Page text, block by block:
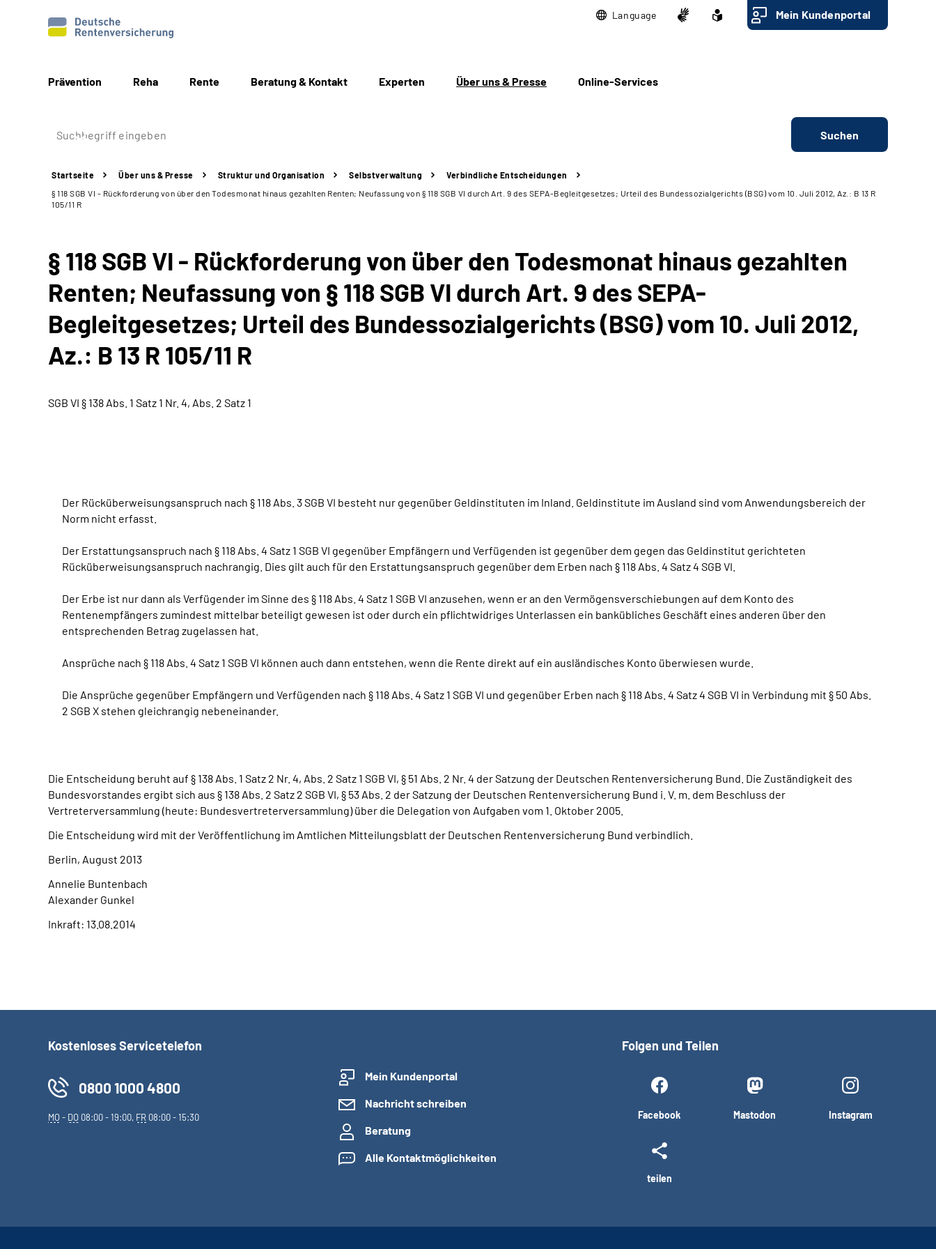
Language Mein Kundenportal
Prävention Reha Rente Beratung & Kontakt Experten Über uns & Presse Online-Services
Suchen
Startseite Über uns & Presse Struktur und Organisation Selbstverwaltung
Verbindliche Entscheidungen
§ 118 SGB VI - Rückforderung von über den Todesmonat hinaus gezahlten Renten; Neufassung von § 118 SGB VI durch Art. 9 des SEPA-Begleitgesetzes; Urteil des Bundessozialgerichts (BSG) vom 10. Juli 2012, Az.: B 13 R
105/11 R
§ 118 SGB VI - Rückforderung von über den Todesmonat hinaus gezahlten
Renten; Neufassung von § 118 SGB VI durch Art. 9 des SEPA-
Begleitgesetzes; Urteil des Bundessozialgerichts (BSG) vom 10. Juli 2012,
Az.: B 13 R 105/11 R
SGB VI § 138 Abs. 1 Satz 1 Nr. 4, Abs. 2 Satz 1
Der Rücküberweisungsanspruch nach § 118 Abs. 3 SGB VI besteht nur gegenüber Geldinstituten im Inland. Geldinstitute im Ausland sind vom Anwendungsbereich der
Norm nicht erfasst.
Der Erstattungsanspruch nach § 118 Abs. 4 Satz 1 SGB VI gegenüber Empfängern und Verfügenden ist gegenüber dem gegen das Geldinstitut gerichteten
Rücküberweisungsanspruch nachrangig. Dies gilt auch für den Erstattungsanspruch gegenüber dem Erben nach § 118 Abs. 4 Satz 4 SGB VI.
Der Erbe ist nur dann als Verfügender im Sinne des § 118 Abs. 4 Satz 1 SGB VI anzusehen, wenn er an den Vermögensverschiebungen auf dem Konto des
Rentenempfängers zumindest mittelbar beteiligt gewesen ist oder durch ein pflichtwidriges Unterlassen ein bankübliches Geschäft eines anderen über den
entsprechenden Betrag zugelassen hat.
Ansprüche nach § 118 Abs. 4 Satz 1 SGB VI können auch dann entstehen, wenn die Rente direkt auf ein ausländisches Konto überwiesen wurde.
Die Ansprüche gegenüber Empfängern und Verfügenden nach § 118 Abs. 4 Satz 1 SGB VI und gegenüber Erben nach § 118 Abs. 4 Satz 4 SGB VI in Verbindung mit § 50 Abs.
2 SGB X stehen gleichrangig nebeneinander.
Die Entscheidung beruht auf § 138 Abs. 1 Satz 2 Nr. 4, Abs. 2 Satz 1 SGB VI, § 51 Abs. 2 Nr. 4 der Satzung der Deutschen Rentenversicherung Bund. Die Zuständigkeit des
Bundesvorstandes ergibt sich aus § 138 Abs. 2 Satz 2 SGB VI, § 53 Abs. 2 derSatzung der Deutschen Rentenversicherung Bund i. V. m. dem Beschluss der
Vertreterversammlung (heute: Bundesvertreterversammlung) über die Delegation von Aufgaben vom 1. Oktober 2005.
Die Entscheidung wird mit der Veröffentlichung im Amtlichen Mitteilungsblatt der Deutschen Rentenversicherung Bund verbindlich.
Berlin, August 2013
Annelie Buntenbach
Alexander Gunkel
Inkraft: 13.08.2014
Kostenloses Servicetelefon
0800 1000 4800
MO- DO 08:00 - 19:00, FR 08:00 - 15:30
Mein Kundenportal
Nachricht schreiben
Beratung
Alle Kontaktmöglichkeiten
Folgen und Teilen
Facebook Mastodon Instagram
teilen